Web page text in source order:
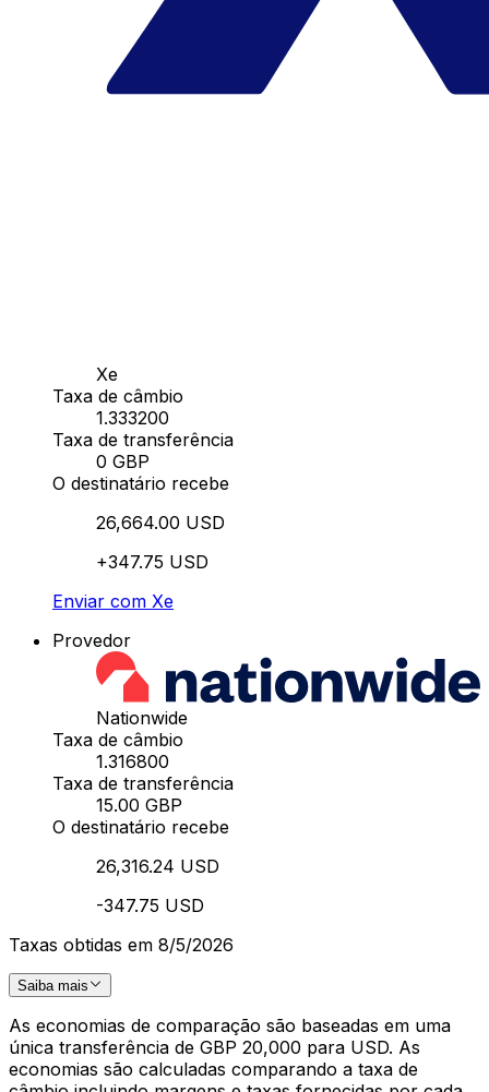
Xe
Taxa de câmbio
1.333200
Taxa de transferência
0 GBP
O destinatário recebe
26,664.00 USD
+347.75 USD
Enviar com Xe
Provedor
Nationwide
Taxa de câmbio
1.316800
Taxa de transferência
15.00 GBP
O destinatário recebe
26,316.24 USD
-347.75 USD
Taxas obtidas em 8/5/2026
Saiba mais
As economias de comparação são baseadas em uma
única transferência de GBP 20,000 para USD. As
economias são calculadas comparando a taxa de